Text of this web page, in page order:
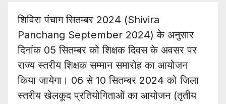
शिविरा पंचाग सितम्बर 2024 (Shivira
Panchang September 2024) के अनुसार
दिनांक 05 सितम्बर को शिक्षक दिवस के अवसर पर
राज्य स्तरीय शिक्षक सम्मान समारोह का आयोजन
किया जायेगा। 06 से 10 सितम्बर 2024 को जिला
स्तरीय खेलकूद प्रतियोगिताओं का आयोजन (तृतीय